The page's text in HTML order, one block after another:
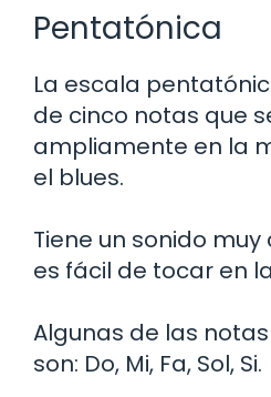
Pentatónica
La escala
de cinco notas que
ampliamente en la
el blues.
Tiene un sonido
es fácil de tocar en
Algunas de las
son: Do, Mi, Fa, Sol, Si.